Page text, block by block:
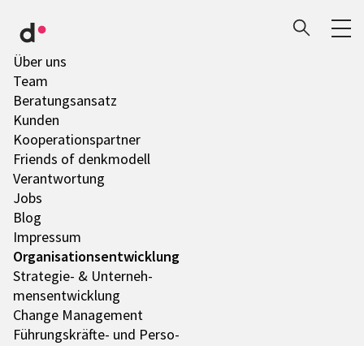
Über uns
Team
Bera­tungs­an­satz
Kunden
Koope­ra­ti­ons­part­ner
Friends of denk­mo­dell
Verant­wor­tung
Jobs
Blog
Impres­sum
Orga­ni­sa­ti­ons­ent­wick­lung
Stra­te­gie- & Unter­neh­
mens­ent­wick­lung
Change Manage­ment
Führungs­­­kräfte- und Perso­